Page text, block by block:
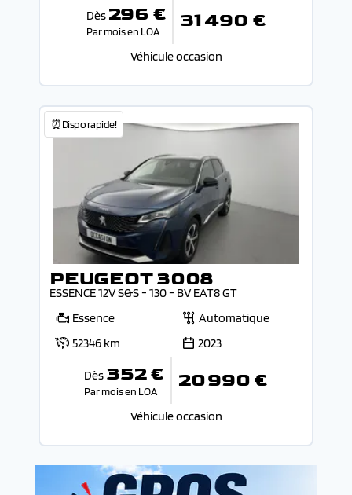
Dès 296 €
Par mois en LOA 31 490 €
Véhicule occasion
⏰Dispo rapide!
PEUGEOT 3008
ESSENCE 12V S&S - 130 - BV EAT8 GT
Essence
Automatique
52346 km
2023
Dès 352 €
Par mois en LOA 20 990 €
Véhicule occasion